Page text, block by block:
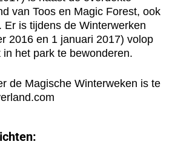
van Toos en Magic Forest, ook
Er is tijdens de Winterwerken
2016 en 1 januari 2017) volop
het park te bewonderen.
de Magische Winterweken is te